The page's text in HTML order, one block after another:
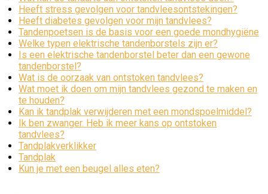
Heeft stress gevolgen voor tandvleesontstekingen?
Heeft diabetes gevolgen voor mijn tandvlees?
Tandenpoetsen is de basis voor een goede mondhygiëne
Welke typen elektrische tandenborstels zijn er?
Is een elektrische tandenborstel beter dan een gewone
tandenborstel?
Wat is de oorzaak van ontstoken tandvlees?
Wat moet ik doen om mijn tandvlees gezond te maken en
te houden?
Kan ik tandplak verwijderen met een mondspoelmiddel?
Ik ben zwanger. Heb ik meer kans op ontstoken
tandvlees?
Tandplakverklikker
Tandplak
Kun je met een beugel alles eten?